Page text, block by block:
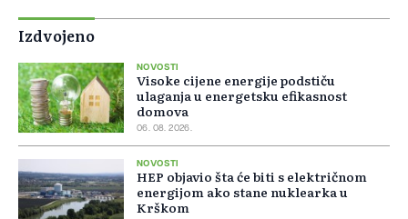
Izdvojeno
NOVOSTI
Visoke cijene energije podstiču
ulaganja u energetsku efikasnost
domova
06. 08. 2026.
NOVOSTI
HEP objavio šta će biti s električnom
energijom ako stane nuklearka u
Krškom